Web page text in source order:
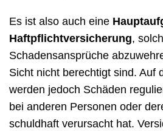
Es ist also auch eine
Haftpflichtversicherung,
Schadensansprüche
Sicht nicht berechtigt sind. Auf
werden jedoch Schäden
bei anderen Personen oder
schuldhaft verursacht hat.